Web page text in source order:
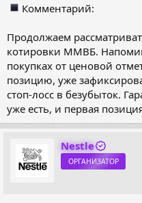
Комментарий:
Продолжаем
котировки ММВБ.
покупках от ценовой
позицию, уже
стоп-лосс в безубыток.
уже есть, и первая
Nestle
ОРГАНИЗАТОР